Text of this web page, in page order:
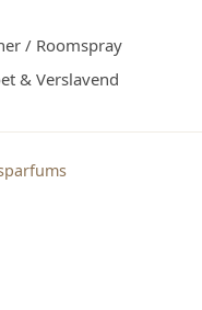
/ Roomspray
& Verslavend